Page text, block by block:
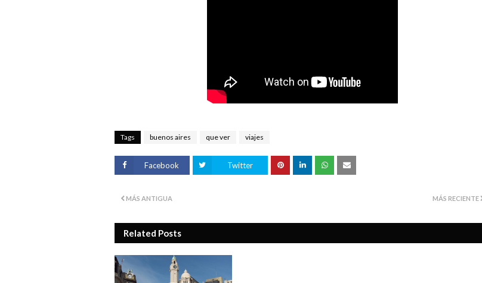
Tags buenos aires que ver viajes
Facebook Twitter
MÁS RECIENTE
MÁS ANTIGUA
Related Posts